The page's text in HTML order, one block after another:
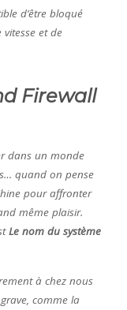
d’être bloqué
vitesse et de
Firewall
dans un monde
quand on pense
pour affronter
même plaisir.
Le nom du système
à chez nous
comme la